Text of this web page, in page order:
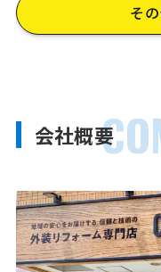
そ
会社概要